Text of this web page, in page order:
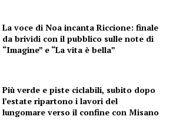
La voce di Noa incanta Riccione: finale
da brividi con il pubblico sulle note di
“Imagine” e “La vita è bella”
Più verde e piste ciclabili, subito dopo
l’estate ripartono i lavori del
lungomare verso il confine con Misano